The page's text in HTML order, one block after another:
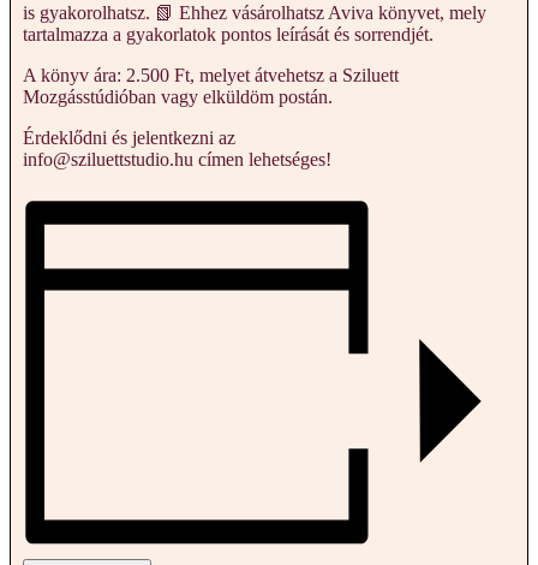
is gyakorolhatsz. 📗 Ehhez vásárolhatsz Aviva könyvet, mely
tartalmazza a gyakorlatok pontos leírását és sorrendjét.
A könyv ára: 2.500 Ft, melyet átvehetsz a Sziluett
Mozgásstúdióban vagy elküldöm postán.
Érdeklődni és jelentkezni az
info@sziluettstudio.hu címen lehetséges!